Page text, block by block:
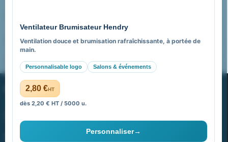
Ventilateur Brumisateur Hendry
Ventilation douce et brumisation rafraîchissante, à portée de
main.
Personnalisable logo Salons & événements
2,80 €HT
dès 2,20 € HT / 5000 u.
Personnaliser→
FAQ sur Promenoch Goodies Pub France
Pourquoi ça a marché à 100% pour moi ?
PROMENOCH GOODIES
40 rue Madeleine Michelis